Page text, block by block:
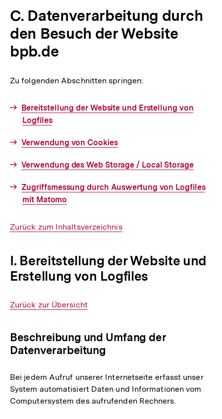
C. Datenverarbeitung durch
den Besuch der Website
bpb.de
Zu folgenden Abschnitten springen:
Interner
Link:
Bereitstellung der Website und Erstellung von
Logfiles
Interner
Verwendung von Cookies
Interner
Verwendung des Web Storage / Local Storage
Interner
Link:
Zugriffsmessung durch Auswertung von Logfiles
mit Matomo
Interner
Zurück zum Inhaltsverzeichnis
I. Bereitstellung der Website und
Erstellung von Logfiles
Interner
Zurück zur Übersicht
Beschreibung und Umfang der
Datenverarbeitung
Bei jedem Aufruf unserer Internetseite erfasst unser
System automatisiert Daten und Informationen vom
Computersystem des aufrufenden Rechners.